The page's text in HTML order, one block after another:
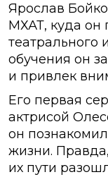
Ярослав
МХАТ, куда он
театрального
обучения он
и привлек
Его первая
актрисой
он
жизни.
их пути